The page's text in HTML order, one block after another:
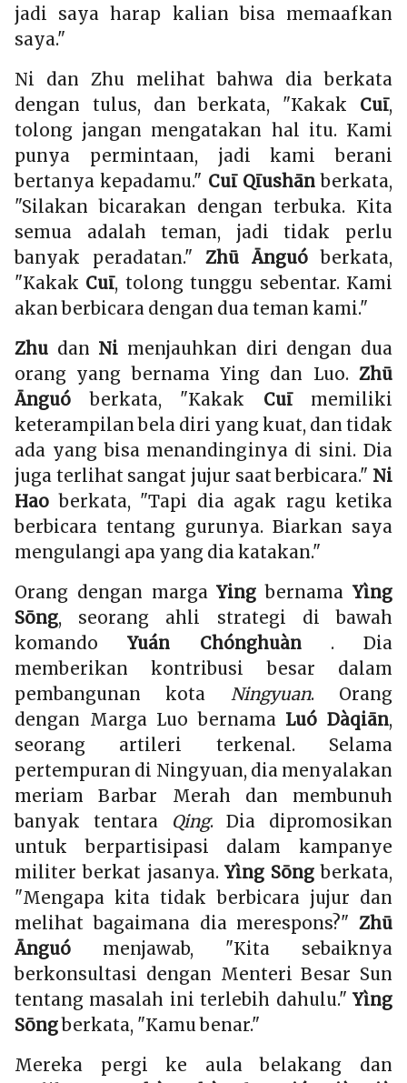
jadi saya harap kalian bisa memaafkan
saya."
Ni dan Zhu melihat bahwa dia berkata
dengan tulus, dan berkata, "Kakak Cuī,
tolong jangan mengatakan hal itu. Kami
punya permintaan, jadi kami berani
bertanya kepadamu." Cuī Qīushānberkata,
"Silakan bicarakan dengan terbuka. Kita
semua adalah teman, jadi tidak perlu
banyak peradatan." Zhū Ānguó berkata,
"Kakak Cuī, tolong tunggu sebentar. Kami
akan berbicara dengan dua teman kami."
Zhu dan Ni menjauhkan diri dengan dua
orang yang bernama Ying dan Luo. Zhū
Ānguó berkata, "Kakak Cuīmemiliki
keterampilan bela diri yang kuat, dan tidak
ada yang bisa menandinginya di sini. Dia
juga terlihat sangat jujur saat berbicara." Ni
Hao berkata, "Tapi dia agak ragu ketika
berbicara tentang gurunya. Biarkan saya
mengulangi apa yang dia katakan."
Orang dengan margaYing bernamaYìng
Sōng, seorang ahli strategi di bawah
komandoYuán Chónghuàn . Dia
memberikan kontribusi besar dalam
pembangunan kota Ningyuan. Orang
dengan Marga Luo bernama Luó Dàqiān,
seorang artileri terkenal. Selama
pertempuran di Ningyuan, dia menyalakan
meriam Barbar Merah dan membunuh
banyak tentara
Qing. Dia dipromosikan
untuk berpartisipasi dalam kampanye
militer berkat jasanya.Yìng Sōng berkata,
"Mengapa kita tidak berbicara jujur dan
melihat bagaimana dia merespons?" Zhū
Ānguó menjawab, "Kita sebaiknya
berkonsultasi dengan Menteri Besar Sun
tentang masalah ini terlebih dahulu." Yìng
Sōngberkata, "Kamu benar."
Mereka pergi ke aula belakang dan